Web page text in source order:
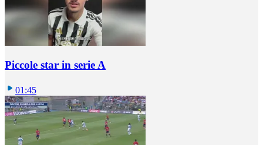
Piccole star in serie A
01:45